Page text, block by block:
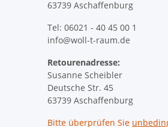
63739 Aschaffenburg
Tel: 06021 - 40 45 00 1
info@woll-t-raum.de
Retourenadresse:
Susanne Scheibler
Deutsche Str. 45
63739 Aschaffenburg
Bitte überprüfen Sie